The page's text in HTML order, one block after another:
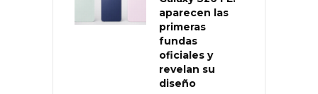
aparecen las
primeras
fundas
oficiales y
revelan su
diseño